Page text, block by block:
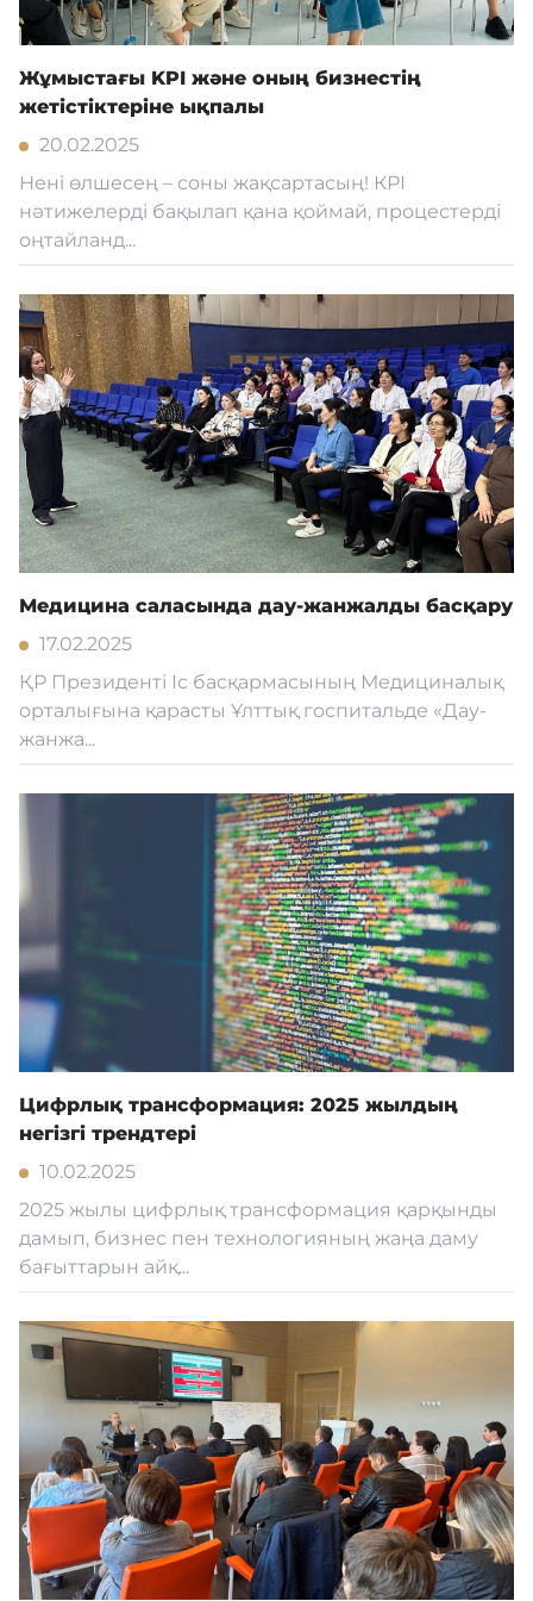
Жұмыстағы KPI және оның бизнестің
жетістіктеріне ықпалы
20.02.2025
Нені өлшесең – соны жақсартасың! КРІ
нәтижелерді бақылап қана қоймай, процестерді
оңтайланд...
Медицина саласында дау-жанжалды басқару
17.02.2025
ҚР Президенті Іс басқармасының Медициналық
орталығына қарасты Ұлттық госпитальде «Дау-
жанжа...
Цифрлық трансформация: 2025 жылдың
негізгі трендтері
10.02.2025
2025 жылы цифрлық трансформация қарқынды
дамып, бизнес пен технологияның жаңа даму
бағыттарын айқ...